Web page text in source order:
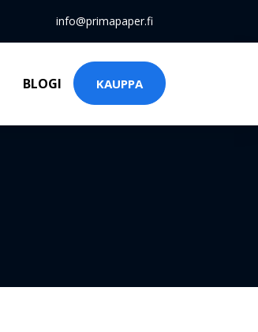
info@primapaper.fi
BLOGI KAUPPA